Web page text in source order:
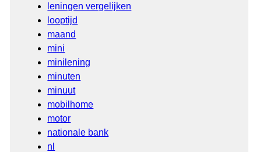
leningen vergelijken
looptijd
maand
mini
minilening
minuten
minuut
mobilhome
motor
nationale bank
nl